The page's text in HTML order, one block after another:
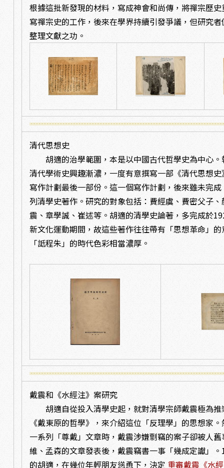
根據這批新發現的材料，寫成神會和尚傳，將禪宗歷
寫禪宗史的工作，後來在學界持續引發爭議，但研究
整理文獻之功。
清代思想史
胡適的治學範圍，本是以中國古代哲學史為中心。
清代學術史興趣漸濃，一度有意撰寫一部《清代思想
寫作計劃最後一部份。這一個寫作計劃，後來雖未完
列清學史著作。研究的對象包括：費經虞、費密父子
震、章學誠、崔述等。胡適的清學史論著，多完成於
新文化運動期間，故這些著作往往帶有「思想革命」
「詆程朱」的時代色彩相當濃厚。
戴震和《水經注》案研究
胡適自從投入清學史起，就對清學宗師戴震極為推
《戴東原的哲學》，來介紹這位「反理學」的思想家
一系列「尊戴」文章時，戴震涉嫌剽竊的案子卻被人
維、孟森的文章發表後，戴震竊書一事「幾成定讞」
的胡適，在幾位年輕朋友慫恿下，決定 重審戴震《水